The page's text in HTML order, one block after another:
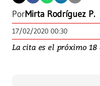
PorMirta Rodríguez P.
17/02/2020 00:30
La cita es el próximo 18